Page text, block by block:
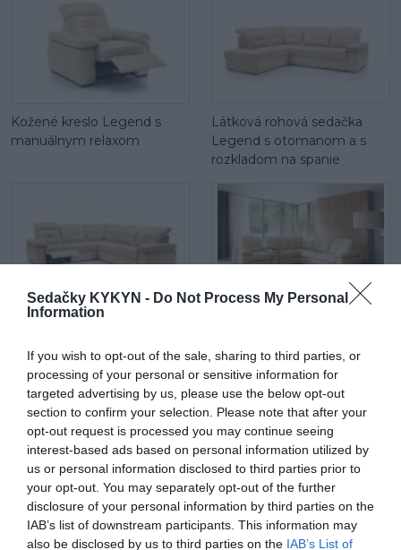
Sedačky KYKYN - Do Not Process My Personal
Information
If you wish to opt-out of the sale, sharing to third parties, or
processing of your personal or sensitive information for
targeted advertising by us, please use the below opt-out
section to confirm your selection. Please note that after your
opt-out request is processed you may continue seeing
interest-based ads based on personal information utilized by
us or personal information disclosed to third parties prior to
your opt-out. You may separately opt-out of the further
disclosure of your personal information by third parties on the
IAB’s list of downstream participants. This information may
also be disclosed by us to third parties on the IAB’s List of
Kožené kreslo Legend s
manuálnym relaxom
Látková rohová sedačka
Legend s otomanom a s
rozkladom na spanie
Kožená rohová sedačka
relaxom a rozkladom na
spanie
poličkou a rozkladom na
spanie
Látková sedačka Legend 2,5 Látková sedačka Legend 2,5